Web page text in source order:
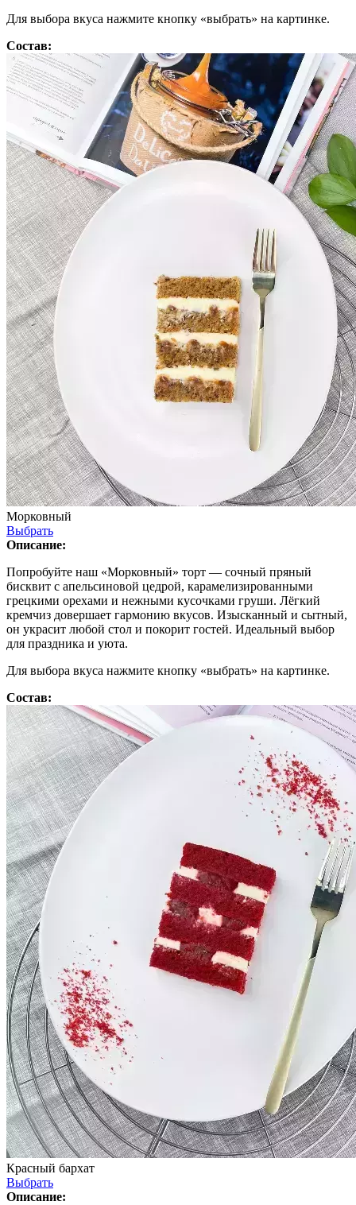
Для выбора вкуса нажмите кнопку «выбрать» на картинке.
Состав:
Морковный
Выбрать
Описание:
Попробуйте наш «Морковный» торт — сочный пряный
бисквит с апельсиновой цедрой, карамелизированными
грецкими орехами и нежными кусочками груши. Лёгкий
кремчиз довершает гармонию вкусов. Изысканный и сытный,
он украсит любой стол и покорит гостей. Идеальный выбор
для праздника и уюта.
Для выбора вкуса нажмите кнопку «выбрать» на картинке.
Состав:
Красный бархат
Выбрать
Описание: